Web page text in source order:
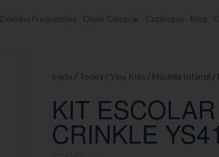
Dúvidas Frequentes Onde Comprar Catálogos Blog
Início / Todos /Yins Kids / Mochila Infantil /
KIT
CRINKLE